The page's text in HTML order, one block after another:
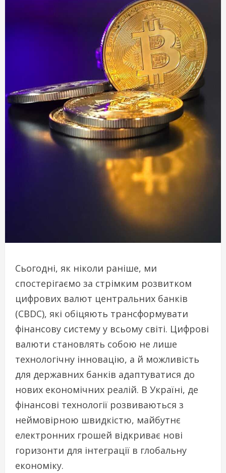
Сьогодні, як ніколи раніше, ми
спостерігаємо за стрімким розвитком
цифрових валют центральних банків
(CBDC), які обіцяють трансформувати
фінансову систему у всьому світі. Цифрові
валюти становлять собою не лише
технологічну інновацію, а й можливість
для державних банків адаптуватися до
нових економічних реалій. В Україні, де
фінансові технології розвиваються з
неймовірною швидкістю, майбутнє
електронних грошей відкриває нові
горизонти для інтеграції в глобальну
економіку.